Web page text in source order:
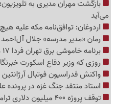
بازگشت مهران مدیری به
می‌آید
اردوغان: توافق‌نامه مکه علیه
رمان «مدیر مدرسه» جلال
برنامه خاموشی برق تهران فردا 17 مرداد اعلام شد+ جزییات
روزی که وزیر دفاع اسکورت
واکنش فدراسیون فوتبال
استاد منتقد جنگ غزه در پرونده
توقف پروژه 400 میلیون دلاری ترامپ در کاخ سفید با حکم دادگاه